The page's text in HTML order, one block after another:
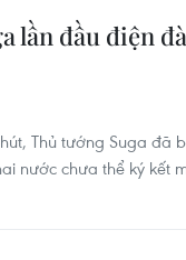
lần đầu điện
Thủ tướng Suga đã
nước chưa thể ký kết